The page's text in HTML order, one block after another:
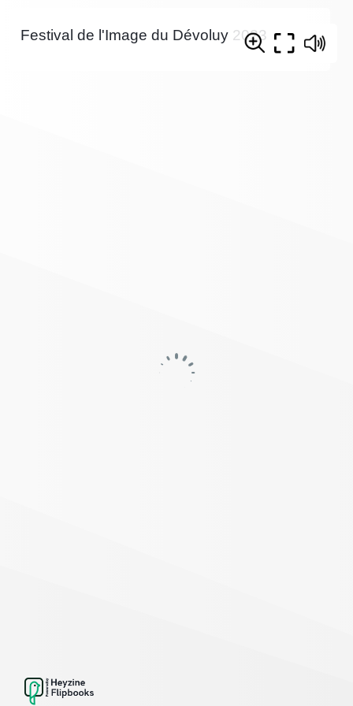
Festival de l'Image du Dévoluy 2023